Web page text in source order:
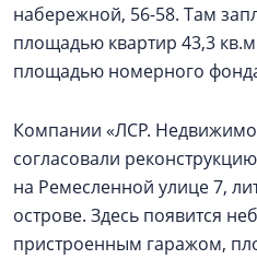
набережной, 56-58. Там
площадью квартир 43,3 кв.м
площадью номерного
Компании «ЛСР.
согласовали
на Ремесленной улице 7,
острове. Здесь появится
пристроенным гаражом,